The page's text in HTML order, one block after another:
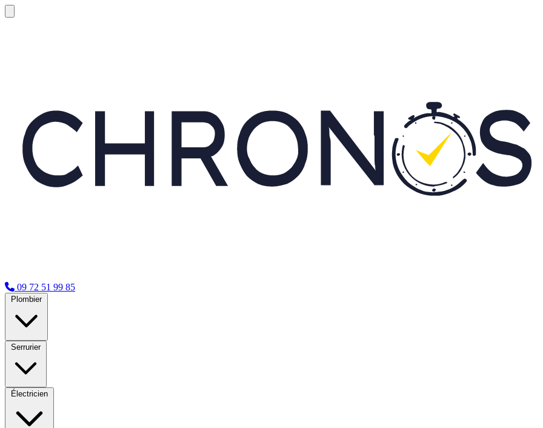
09 72 51 99 85
Plombier
Serrurier
Électricien